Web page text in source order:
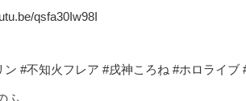
qsfa30Iw98I
ン #不知火フレア #戌神ころね #ホロライ